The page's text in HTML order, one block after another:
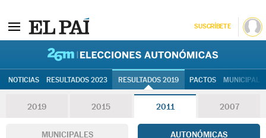
SUSCRÍBETE
NOTICIAS RESULTADOS 2023 RESULTADOS 2019 PACTOS
2019 2015 2011 2007
MUNICIPALES AUTONÓMICAS